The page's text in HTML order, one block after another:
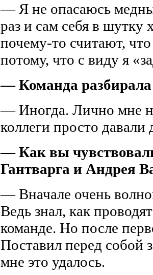
— Я не опасаюсь
раз и сам себя в шутку
почему-то считают,
потому, что с виду я
— Команда
— Иногда. Лично мне
коллеги просто давали
— Как вы
Гантварга и Андрея
— Вначале очень
Ведь знал, как
команде. Но после
Поставил перед собой
мне это удалось.